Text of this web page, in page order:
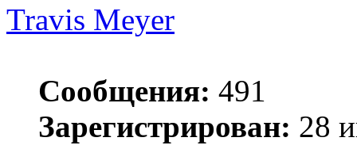
Travis Meyer
Сообщения: 491
Зарегистрирован: 28